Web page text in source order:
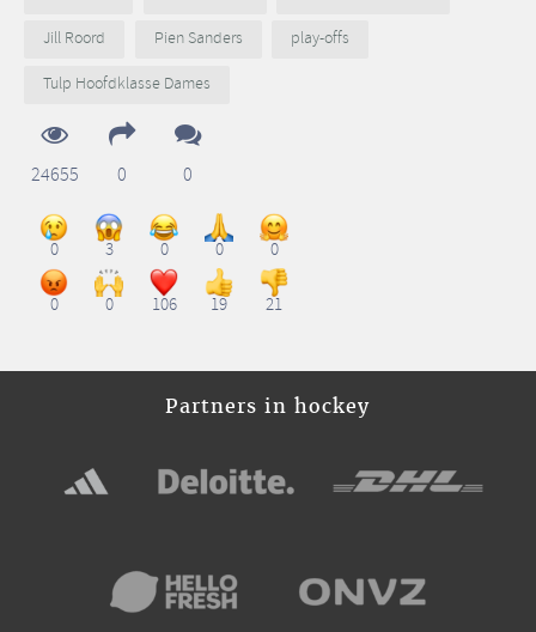
Jill Roord
Pien Sanders
play-offs
Tulp Hoofdklasse Dames
24655 0 0
0 3 0 0 0
0 0 106 19 21
Partners in hockey